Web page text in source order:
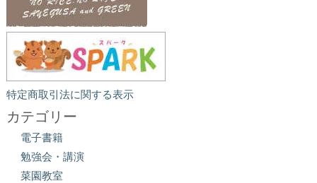
特定商取引法に関する表示
カテゴリー
電子書籍
勉強会・講演
菜園教室